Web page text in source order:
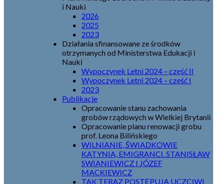
i Nauki
2026
2025
2023
Działania sfinansowane ze środków
otrzymanych od Ministerstwa Edukacji i
Nauki
Wypoczynek Letni 2024 – część II
Wypoczynek Letni 2024 – część I
2023
Publikacje
Opracowanie stanu zachowania
grobów rządowych w Wielkiej Brytanii
Opracowanie planu renowacji grobu
prof. Leona Bilińskiego
WILNIANIE, ŚWIADKOWIE
KATYNIA, EMIGRANCI. STANISŁAW
SWIANIEWICZ I JÓZEF
MACKIEWICZ
TAK TERAZ POSTĘPUJĄ UCZCIWI